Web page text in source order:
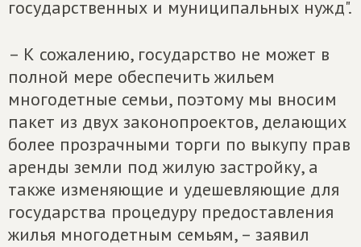
государственных и муниципальных нужд".
– К сожалению, государство не может в
полной мере обеспечить жильем
многодетные семьи, поэтому мы вносим
пакет из двух законопроектов, делающих
более прозрачными торги по выкупу прав
аренды земли под жилую застройку, а
также изменяющие и удешевляющие для
государства процедуру предоставления
жилья многодетным семьям, – заявил